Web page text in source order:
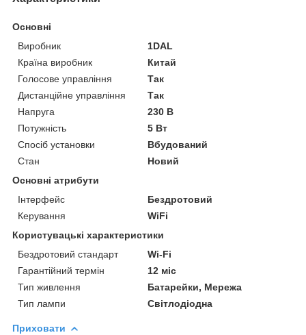
Основні
Виробник
1DAL
Країна виробник
Китай
Голосове управління
Так
Дистанційне управління
Так
Напруга
230 В
Потужність
5 Вт
Спосіб установки
Вбудований
Стан
Новий
Основні атрибути
Інтерфейс
Бездротовий
Керування
WiFi
Користувацькі характеристики
Бездротовий стандарт
Wi-Fi
Гарантійний термін
12 міс
Тип живлення
Батарейки, Мережа
Тип лампи
Світлодіодна
Приховати